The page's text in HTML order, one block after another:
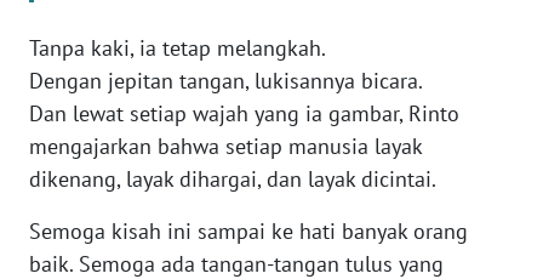
Tanpa kaki, ia tetap melangkah.
Dengan jepitan tangan, lukisannya bicara.
Dan lewat setiap wajah yang ia gambar, Rinto
mengajarkan bahwa setiap manusia layak
dikenang, layak dihargai, dan layak dicintai.
Semoga kisah ini sampai ke hati banyak orang
baik. Semoga ada tangan-tangan tulus yang
NTT
WN
KEPRI
PAPUA